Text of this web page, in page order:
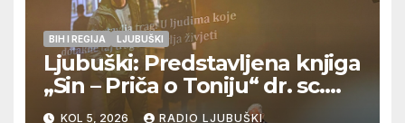
BIH I REGIJA LJUBUŠKI
Ljubuški: Predstavljena knjiga
„Sin – Priča o Toniju“ dr. sc.
Zdenka Hercega
KOL 5, 2026 RADIO LJUBUŠKI